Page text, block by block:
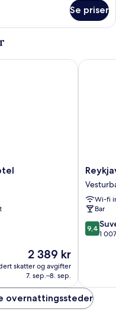
Se priser
Prisen
er
2 389 kr
2 389 kr
skatter og avgifter
7. sep.–8. sep.
Marina
-
Berjaya
Iceland
Hotels
Wi-fi
Bar
9.4
av
9,4
1
overnattingssteder